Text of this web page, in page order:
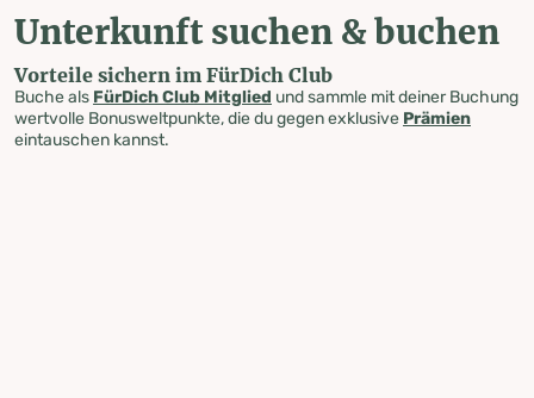
Unterkunft suchen & buchen
Vorteile sichern im FürDich Club
Buche als FürDich Club Mitglied und sammle mit deiner Buchung
wertvolle Bonusweltpunkte, die du gegen exklusive Prämien
eintauschen kannst.